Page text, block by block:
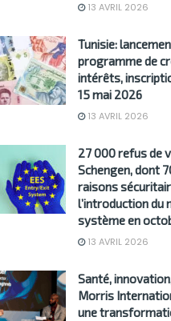
13 AVRIL 2026
Tunisie:
programme de
intérêts,
15 mai 2026
13 AVRIL 2026
27 000 refus de
Schengen, dont
raisons
l’introduction du
système en
13 AVRIL 2026
Santé,
Morris
une